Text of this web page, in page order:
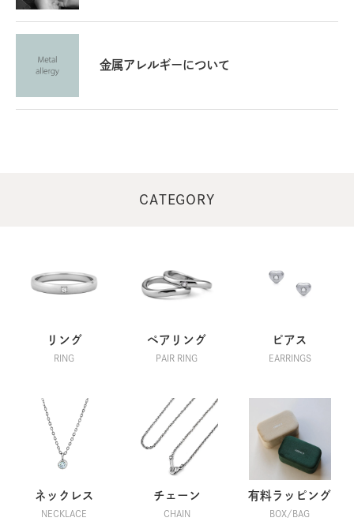
金属アレルギーについて
CATEGORY
リング
RING
ペアリング
PAIR RING
ピアス
EARRINGS
ネックレス
NECKLACE
チェーン
CHAIN
有料ラッピング
BOX/BAG